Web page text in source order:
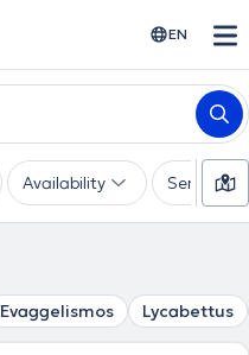
EN
Availability Services
Evaggelismos Lycabettus